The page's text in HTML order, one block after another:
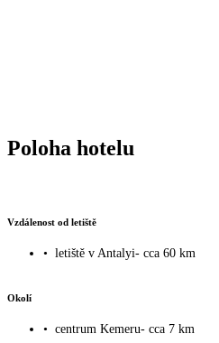
Poloha hotelu
Vzdálenost od letiště
• letiště v Antalyi- cca 60 km
Okolí
• centrum Kemeru- cca 7 km